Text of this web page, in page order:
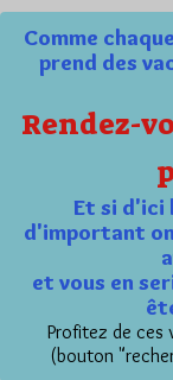
Comme
prend des
Rendez-
Et si d'ici
d'important
et vous en
Profitez de ces
(bouton